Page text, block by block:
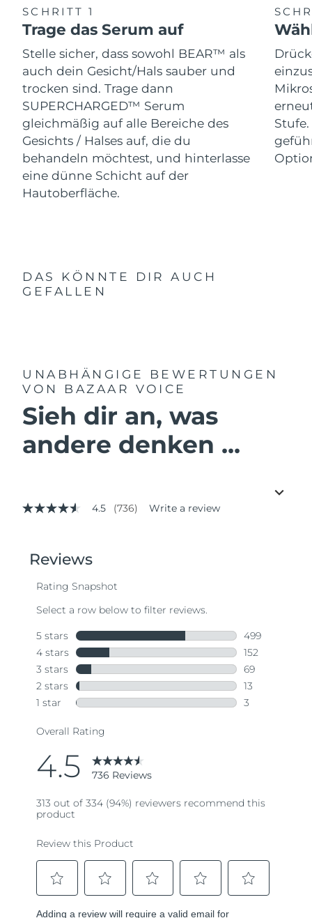
SCHRITT 1
Trage das Serum auf
Stelle sicher, dass sowohl BEAR™ als
auch dein Gesicht/Hals sauber und
trocken sind. Trage dann
SUPERCHARGED™ Serum
gleichmäßig auf alle Bereiche des
Gesichts / Halses auf, die du
behandeln möchtest, und hinterlasse
eine dünne Schicht auf der
Hautoberfläche.
DAS KÖNNTE DIR AUCH
GEFALLEN
UNABHÄNGIGE BEWERTUNGEN
VON BAZAAR VOICE
Sieh dir an, was
andere denken ...
4.5
stars,
average
value.
736
Same
page
link.
4.5 (736) Write a review